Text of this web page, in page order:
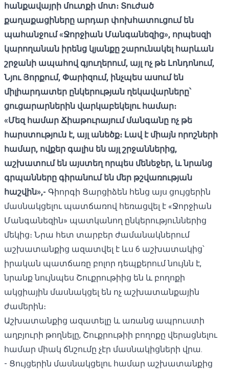
հանքավայրի մուտքի մոտ։ Տուժած
քաղաքացիները արդար փոխհատուցում են
պահանջում «Ջորջիան Մանգանեզից», որպեսզի
կարողանան իրենց կյանքը շարունակել հարևան
շրջանի ապահով գյուղերում, այլ ոչ թե Լոնդոնում,
Նյու Յորքում, Փարիզում, ինչպես ասում են
միլիարդատեր ընկերության ղեկավարները՝
ցուցարարներին վարկաբեկելու համար։
«Մեզ համար Ճիաթուրայում մանգանը ոչ թե
հարստություն է, այլ անեծք։ Լավ է միայն որոշների
համար, ովքեր գալիս են այլ շրջաններից,
աշխատում են այստեղ որպես մենեջեր, և նրանց
գրպանները գիրանում են մեր թշվառության
հաշվին»,- Գիորգի Ցարցիձեն հենց այս ցույցերին
մասնակցելու պատճառով հեռացվել է «Ջորջիան
Մանգանեզին» պատկանող ընկերություններից
մեկից։ Նրա հետ տարբեր ժամանակներում
աշխատանքից ազատվել է ևս 6 աշխատակից՝
իրական պատճառը բոլոր դեպքերում նույնն է,
նրանք նույնպես Շուքրութիից են և բողոքի
ակցիային մասնակցել են ոչ աշխատանքային
ժամերին։
Աշխատանքից ազատելը և առանց ապրուստի
աղբյուրի թողնելը, Շուքրութիի բողոքը վերացնելու
համար միակ ճնշումը չէր մասնակիցների վրա.
- Ցույցերին մասնակցելու համար աշխատանքից